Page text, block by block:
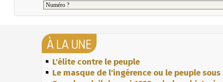
À LA UNE
L'élite contre le peuple
Le masque de l'ingérence ou le peuple